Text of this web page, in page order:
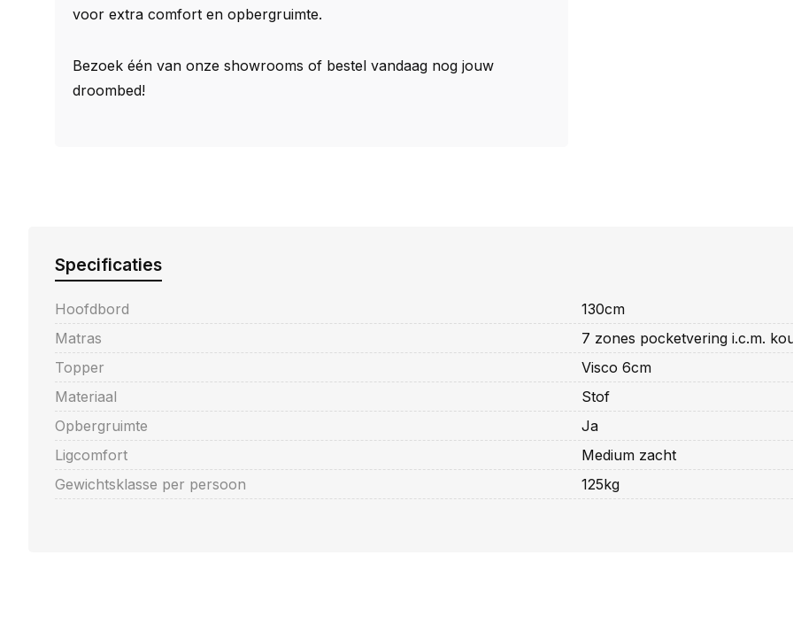
voor extra comfort en opbergruimte.
Bezoek één van onze showrooms of bestel vandaag nog jouw
droombed!
Specificaties
Hoofdbord
130cm
Matras
7 zones pocketvering i.c.m.
Topper
Visco 6cm
Materiaal
Stof
Opbergruimte
Ja
Ligcomfort
Medium zacht
Gewichtsklasse per persoon
125kg